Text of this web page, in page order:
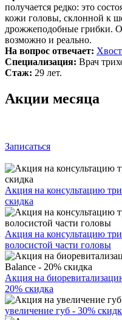
получается редко: это
кожи головы, склонной к
дрожжеподобные грибки.
возможно и реально.
На вопрос отвечает:
Специализация: Врач
Стаж: 29 лет.
Акции месяца
Записаться
Акция на консультацию
скидка
Акция на консультацию
волосистой части головы
Акция на
20% скидка
увеличение губ - 30%